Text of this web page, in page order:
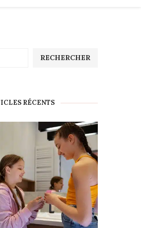
RECHERCHER
RÉCENTS